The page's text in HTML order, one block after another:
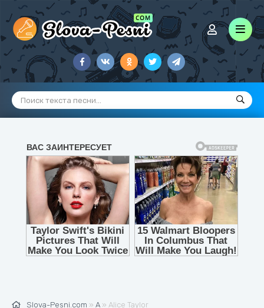
Slova-Pesni.com » A » Alice Taylor